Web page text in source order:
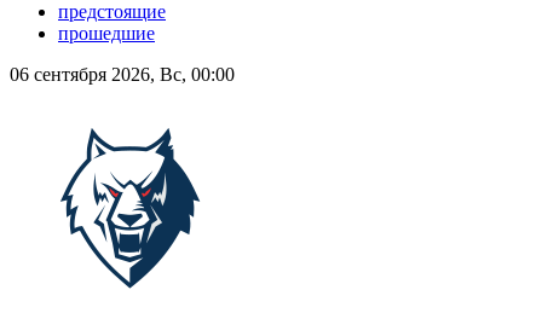
предстоящие
прошедшие
06 сентября 2026, Вс, 00:00